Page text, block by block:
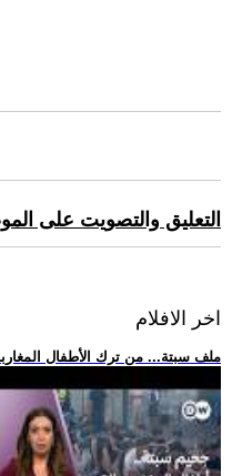
التعليق والتصويت على
اخر الافلام
.. ملف سبتة... من ترك الأطفال